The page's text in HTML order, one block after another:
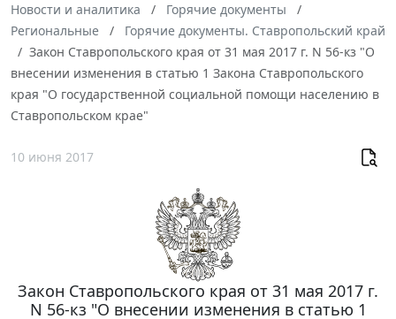
Новости и аналитика
Горячие документы
Региональные
Горячие документы. Ставропольский край
Закон Ставропольского края от 31 мая 2017 г. N 56-кз "О
внесении изменения в статью 1 Закона Ставропольского
края "О государственной социальной помощи населению в
Ставропольском крае"
10 июня 2017
Закон Ставропольского края от 31 мая 2017 г.
N 56-кз "О внесении изменения в статью 1